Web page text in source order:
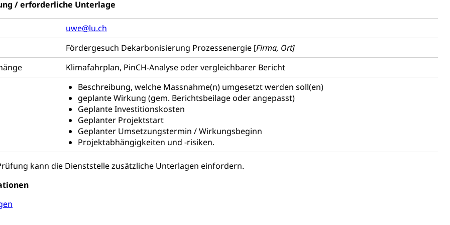
/ erforderliche Unterlage
uwe@lu.ch
Fördergesuch Dekarbonisierung Prozessenergie [Firma, Ort]
Klimafahrplan, PinCH-Analyse oder vergleichbarer Bericht
Beschreibung, welche Massnahme(n) umgesetzt werden soll(en)
geplante Wirkung (gem. Berichtsbeilage oder angepasst)
Geplante Investitionskosten
Geplanter Projektstart
Geplanter Umsetzungstermin / Wirkungsbeginn
Projektabhängigkeiten und -risiken.
kann die Dienststelle zusätzliche Unterlagen einfordern.
Im Kanton Luzern (unilu) Religion (gruezi.lu.ch)
Schulsport, Spitzensport, Breitensport, Jugend und Sport, Sportanlagen
Kanton Luzern Offene Sporthallen Gesundheitsförderung Jugend+Sport
Freiwilliger Schulsport
Wildtiere, Veterinärmedizin, Tiermedizin, Tierarzt, Tierschutz, Jagd, Fischerei, Viehzucht
Hobbytierhaltung und Bienen Veterinärdienst
Testament, Erbrecht, Erbschaft, Todesschein, Todesanzeige, Zivilstandsamt, Erben, Erbenliste